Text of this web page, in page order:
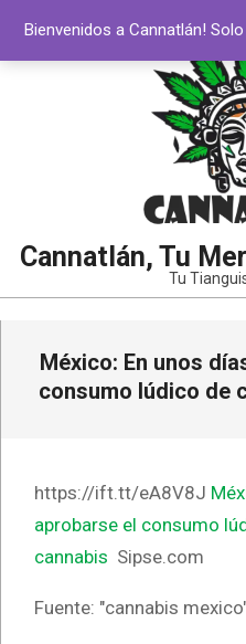
contenido
Cannatlán, Tu
Tu
navegación
México: En unos
consumo lúdico de
https://ift.tt/eA8V8J
aprobarse el consumo
cannabis Sipse.com
Fuente: "cannabis
Bienvenidos a Cannatlán!